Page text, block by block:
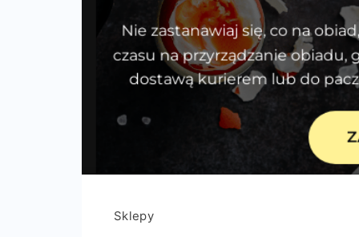
Sklepy